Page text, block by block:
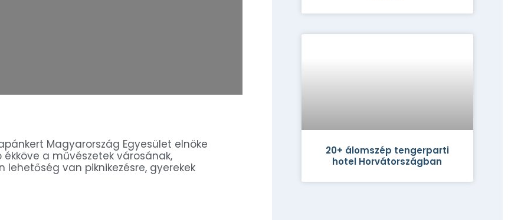
Magyarország Egyesület elnöke
a művészetek városának,
lehetőség van piknikezésre, gyerekek
20+ álomszép tengerparti
hotel Horvátországban